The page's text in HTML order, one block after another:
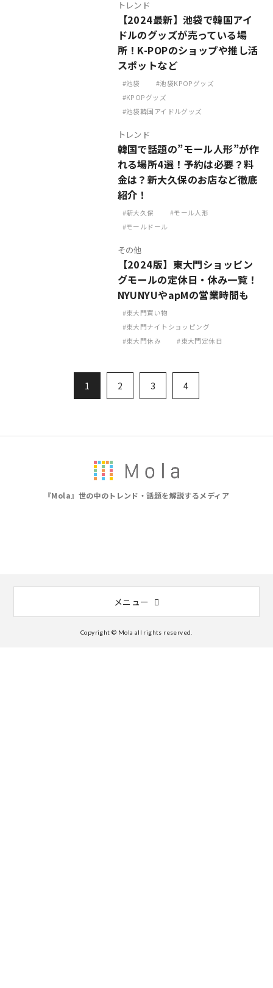
トレンド
【2024最新】池袋で韓国アイ
ドルのグッズが売っている場
所！K-POPのショップや推し活
スポットなど
池袋
池袋KPOPグッズ
KPOPグッズ
池袋韓国アイドルグッズ
トレンド
韓国で話題の”モール人形”が作
れる場所4選！予約は必要？料
金は？新大久保のお店など徹底
紹介！
新大久保
モール人形
モールドール
その他
【2024版】東大門ショッピン
グモールの定休日・休み一覧！
NYUNYUやapMの営業時間も
東大門買い物
東大門ナイトショッピング
東大門休み
東大門定休日
1 2 3 4
『Mola』世の中のトレンド・話題を解説するメディア
メニュー
Copyright © Mola all rights reserved.